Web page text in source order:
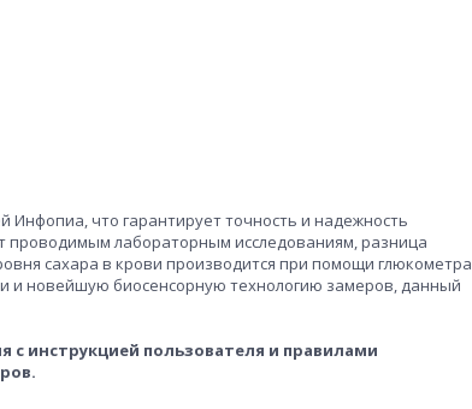
что гарантирует точность и надежность
проводимым лабораторным исследованиям, разница
сахара в крови производится при помощи глюкометра
и новейшую биосенсорную технологию замеров, данный
с инструкцией пользователя и правилами